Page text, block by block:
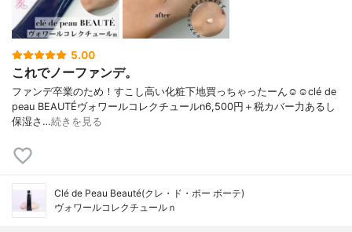
5.00
これでノーファンデ。
ファンデ卒業のため！すこし高い化粧下地買っちゃったーん☺️☺️clé de
peau BEAUTÉヴォワールコレクチュールn6,500円＋税カバー力あるし
保湿さ…続きを見る
Clé de Peau Beauté(クレ・ド・ポー ボーテ)
ヴォワールコレクチュールｎ